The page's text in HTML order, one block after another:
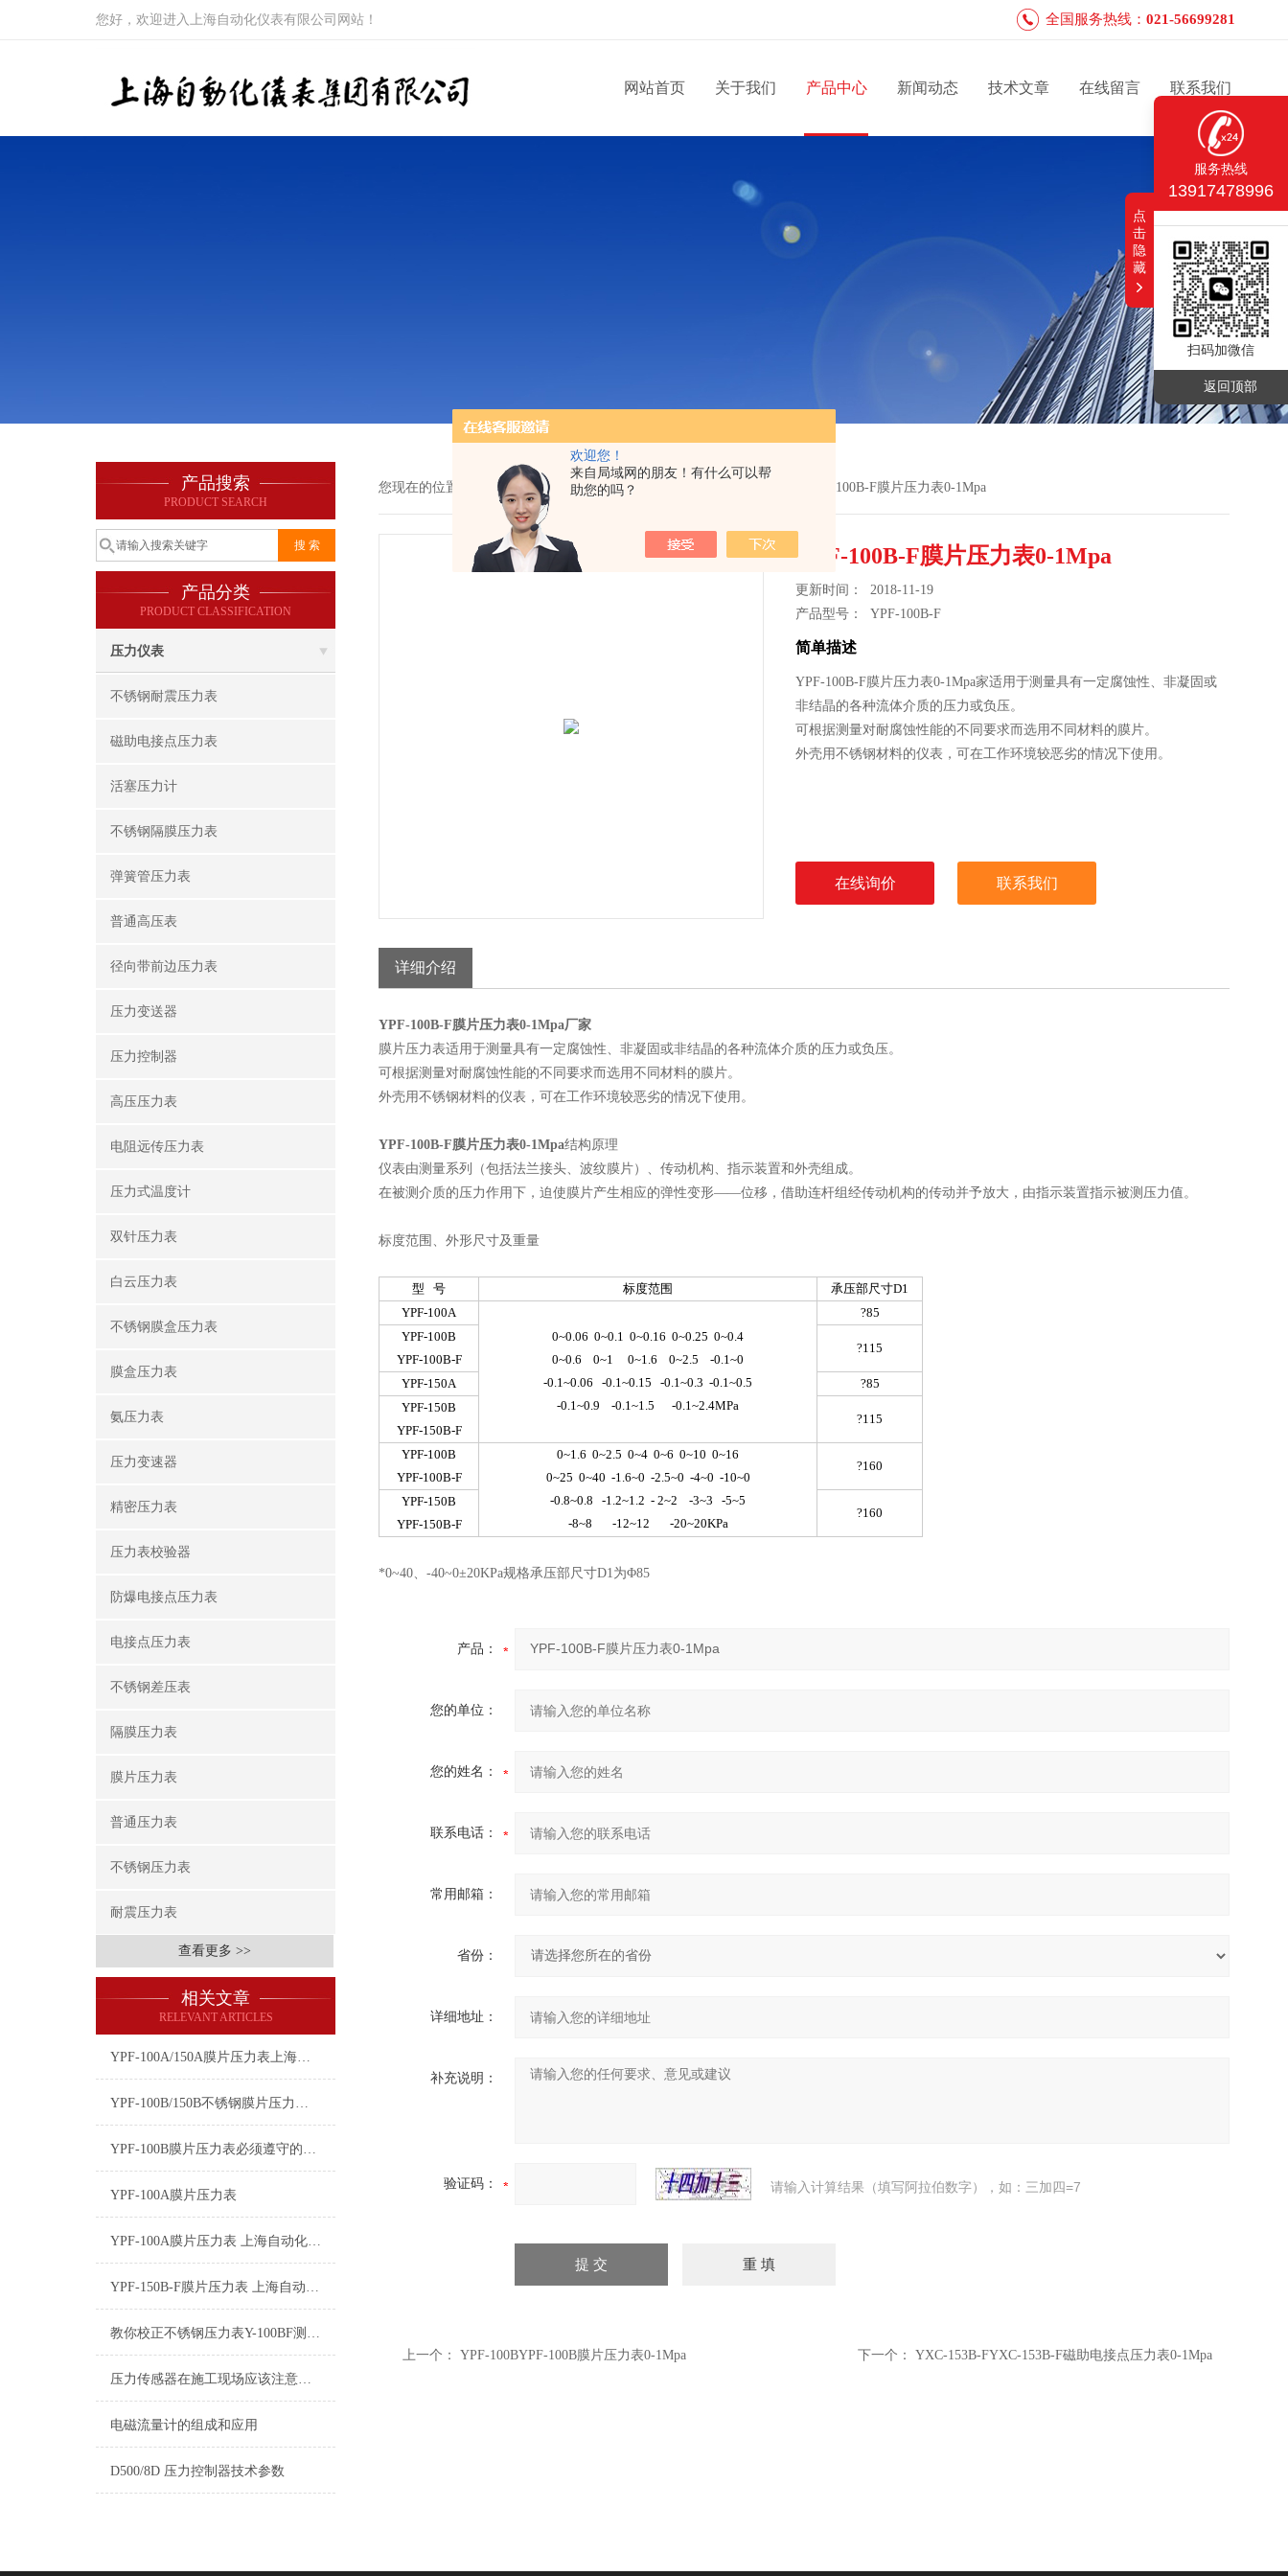
欢迎您！
来自局域网的朋友！有什么可以帮
助您的吗？
您好，欢迎进入上海自动化仪表有限公司网站！ 全国服务热线： 021-56699281
网站首页 关于我们 产品中心 新闻动态 技术文章 在线留言 联系我们
产品搜索
PRODUCT SEARCH
产品分类
PRODUCT CLASSIFICATION
压力仪表
不锈钢耐震压力表
磁助电接点压力表
活塞压力计
不锈钢隔膜压力表
弹簧管压力表
普通高压表
径向带前边压力表
压力变送器
压力控制器
高压压力表
电阻远传压力表
压力式温度计
双针压力表
白云压力表
不锈钢膜盒压力表
膜盒压力表
氨压力表
压力变速器
精密压力表
压力表校验器
防爆电接点压力表
电接点压力表
不锈钢差压表
隔膜压力表
膜片压力表
普通压力表
不锈钢压力表
耐震压力表
查看更多 >>
相关文章
RELEVANT ARTICLES
YPF-100A/150A膜片压力表上海自动化仪表四厂白云牌技术参数描述
YPF-100B/150B不锈钢膜片压力表上海自动化仪表四厂白云牌技术参数描述
YPF-100B膜片压力表必须遵守的要求
YPF-100A膜片压力表
YPF-100A膜片压力表 上海自动化仪表四厂
YPF-150B-F膜片压力表 上海自动化仪表四厂
教你校正不锈钢压力表Y-100BF测量误差的几个小技巧
压力传感器在施工现场应该注意的几个方面.
电磁流量计的组成和应用
D500/8D 压力控制器技术参数
您现在的位置： 首页 > 产品中心 >压力仪表 > YPF-100B-FYPF-100B-F膜片压力表0-1Mpa
YPF-100B-F膜片压力表0-1Mpa
更新时间： 2018-11-19
产品型号：YPF-100B-F
简单描述
YPF-100B-F膜片压力表0-1Mpa家适用于测量具有一定腐蚀性、非凝固或
非结晶的各种流体介质的压力或负压。
可根据测量对耐腐蚀性能的不同要求而选用不同材料的膜片。
外壳用不锈钢材料的仪表，可在工作环境较恶劣的情况下使用。
在线询价 联系我们
详细介绍
YPF-100B-F膜片压力表0-1Mpa厂家
膜片压力表适用于测量具有一定腐蚀性、非凝固或非结晶的各种流体介质的压力或负压。
可根据测量对耐腐蚀性能的不同要求而选用不同材料的膜片。
外壳用不锈钢材料的仪表，可在工作环境较恶劣的情况下使用。
YPF-100B-F膜片压力表0-1Mpa结构原理
仪表由测量系列（包括法兰接头、波纹膜片）、传动机构、指示装置和外壳组成。
在被测介质的压力作用下，迫使膜片产生相应的弹性变形——位移，借助连杆组经传动机构的传动并予放大，由指示装置指示被测压力值。
标度范围、外形尺寸及重量
型 号 标度范围
承压部尺寸D1
YPF-100A
0~0.06 0~0.1 0~0.16 0~0.25 0~0.4
0~0.6 0~1 0~1.6 0~2.5 -0.1~0
-0.1~0.06 -0.1~0.15 -0.1~0.3 -0.1~0.5
-0.1~0.9 -0.1~1.5 -0.1~2.4MPa
?85
YPF-100B
YPF-100B-F
?115
YPF-150A
?85
YPF-150B
YPF-150B-F
?115
YPF-100B
YPF-100B-F
0~1.6 0~2.5 0~4 0~6 0~10 0~16
0~25 0~40 -1.6~0 -2.5~0 -4~0 -10~0
-0.8~0.8 -1.2~1.2 - 2~2 -3~3 -5~5
-8~8 -12~12 -20~20KPa
?160
YPF-150B
YPF-150B-F
?160
*0~40、-40~0±20KPa规格承压部尺寸D1为Φ85
产品：
您的单位：
您的姓名：
联系电话：
常用邮箱：
省份：
详细地址：
补充说明：
验证码： 请输入计算结果（填写阿拉伯数字），如：三加四=7
上一个： YPF-100BYPF-100B膜片压力表0-1Mpa 下一个： YXC-153B-FYXC-153B-F磁助电接点压力表0-1Mpa
服务热线
13917478996
扫码加微信
返回顶部
点
击
隐
藏